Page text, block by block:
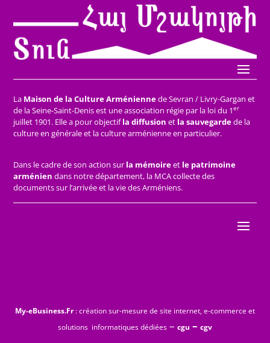
La Maison de la Culture Arméniennede Sevran / Livry-Gargan et
de la Seine-Saint-Denis est une association régie par la loi du 1er
juillet 1901. Elle a pour objectifla diffusion et la sauvegardede la
culture en générale et la culture arménienne en particulier.
Dans le cadre de son action sur la mémoireet le patrimoine
arménien dans notre département, la MCA collecte des
documents sur l’arrivée et la vie des Arméniens.
My-eBusiness.Fr: création sur-mesure de site internet, e-commerce et
solutions informatiques dédiées – cgu – cgv